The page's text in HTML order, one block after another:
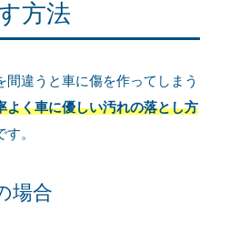
方法
間違うと車に傷を作ってしまう
よく車に優しい汚れの落とし方
。
場合